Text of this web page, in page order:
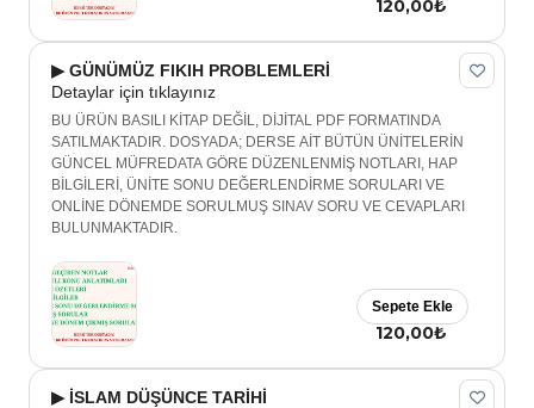
120,00₺
▶ GÜNÜMÜZ FIKIH PROBLEMLERİ
Detaylar için tıklayınız
BU ÜRÜN BASILI KİTAP DEĞİL, DİJİTAL PDF FORMATINDA
SATILMAKTADIR. DOSYADA; DERSE AİT BÜTÜN ÜNİTELERİN
GÜNCEL MÜFREDATA GÖRE DÜZENLENMİŞ NOTLARI, HAP
BİLGİLERİ, ÜNİTE SONU DEĞERLENDİRME SORULARI VE
ONLİNE DÖNEMDE SORULMUŞ SINAV SORU VE CEVAPLARI
BULUNMAKTADIR.
120,00₺
Sepete Ekle
▶ İSLAM DÜŞÜNCE TARİHİ